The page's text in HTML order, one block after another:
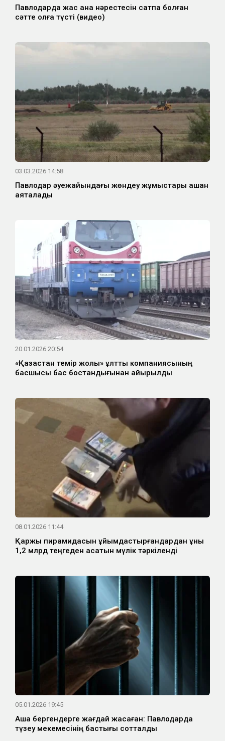
Павлодарда жас ана нәрестесін сатпақ болған
сәтте қолға түсті (видео)
03.03.2026 14:58
Павлодар әуежайындағы жөндеу жұмыстары қашан
аяқталады
20.01.2026 20:54
«Қазақстан темір жолы» ұлттық компаниясының
басшысы бас бостандығынан айырылды
08.01.2026 11:44
Қаржы пирамидасын ұйымдастырғандардан құны
1,2 млрд теңгеден асатын мүлік тәркіленді
05.01.2026 19:45
Ақша бергендерге жағдай жасаған: Павлодарда
түзеу мекемесінің бастығы сотталды